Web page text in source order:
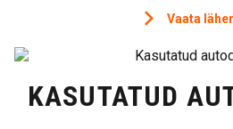
Vaata
KASUTATUD